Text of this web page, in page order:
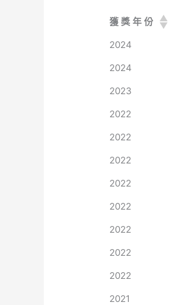
獲 獎 年 份
2024
2024
2023
2022
2022
2022
2022
2022
2022
2022
2022
2021